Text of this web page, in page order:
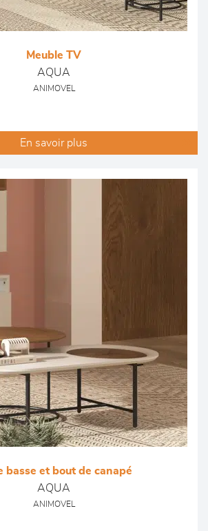
Meuble TV
AQUA
ANIMOVEL
En savoir plus
basse et bout de canapé
AQUA
ANIMOVEL